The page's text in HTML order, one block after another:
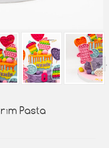
›
Pasta